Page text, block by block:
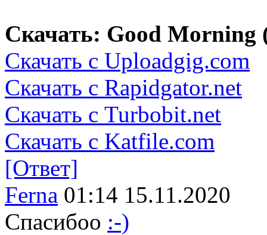
Скачать: Good Morning
Скачать с Uploadgig.com
Скачать с Rapidgator.net
Скачать с Turbobit.net
Скачать с Katfile.com
[Ответ]
Ferna 01:14 15.11.2020
Спасибоо :-)